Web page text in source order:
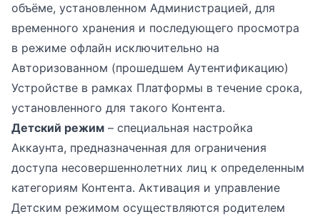
объёме, установленном Администрацией, для
временного хранения и последующего просмотра
в режиме офлайн исключительно на
Авторизованном (прошедшем Аутентификацию)
Устройстве в рамках Платформы в течение срока,
установленного для такого Контента.
Детский режим – специальная настройка
Аккаунта, предназначенная для ограничения
доступа несовершеннолетних лиц к определенным
категориям Контента. Активация и управление
Детским режимом осуществляются родителем